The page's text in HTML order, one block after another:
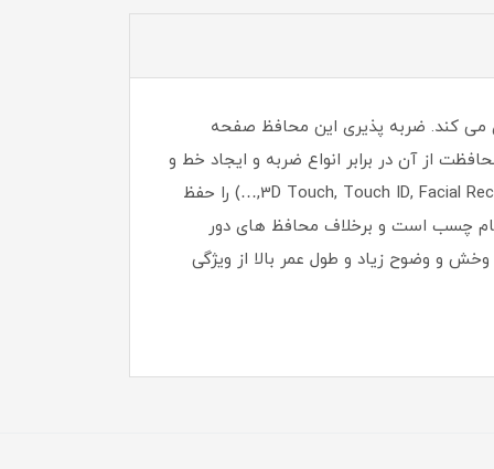
کند. ضربه پذیری این محافظ صفحه
از آن در برابر انواع ضربه و ایجاد خط و
خش می شود. وجود این محافظ صفحه نمایش تمام عملکردهای مختلف صفحه نمایش گوشی شما (همچون 3D Touch, Touch ID, Facial Recognition,…) را حفظ
چسب است و برخلاف محافظ های دور
و وضوح زیاد و طول عمر بالا از ویژگی